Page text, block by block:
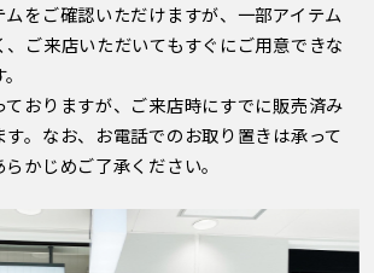
をご確認いただけますが、一部アイテム
、ご来店いただいてもすぐにご用意できな
おりますが、ご来店時にすでに販売済み
。なお、お電話でのお取り置きは承って
かじめご了承ください。